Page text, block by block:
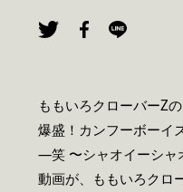
ももいろクローバーZ
爆盛！カンフーボーイ
―笑 〜シャオイーシャ
動画が、ももいろクロ